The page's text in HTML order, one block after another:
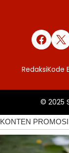
RedaksiKode
© 2025